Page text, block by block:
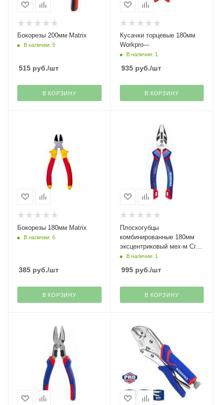
Бокорезы 200мм Matrix
В наличии: 5
515 руб./шт
В КОРЗИНУ
Кусачки торцевые 180мм
Workpro---
В наличии: 1
935руб./шт
В КОРЗИНУ
Бокорезы 180мм Matrix
В наличии: 6
385 руб./шт
В КОРЗИНУ
Плоскогубцы
комбинированные 180мм
эксцентриковый мех-м Cr-V
Workpro----
В наличии: 1
995руб./шт
В КОРЗИНУ